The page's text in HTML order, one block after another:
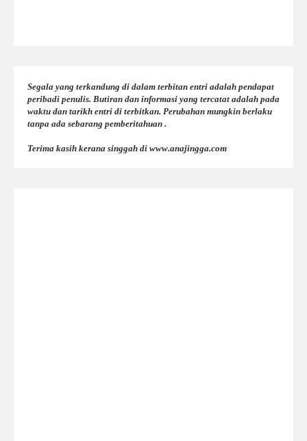
Segala yang terkandung di dalam terbitan entri adalah pendapat
peribadi penulis. Butiran dan informasi yang tercatat adalah pada
waktu dan tarikh entri di terbitkan. Perubahan mungkin berlaku
tanpa ada sebarang pemberitahuan .
Terima kasih kerana singgah di www.anajingga.com